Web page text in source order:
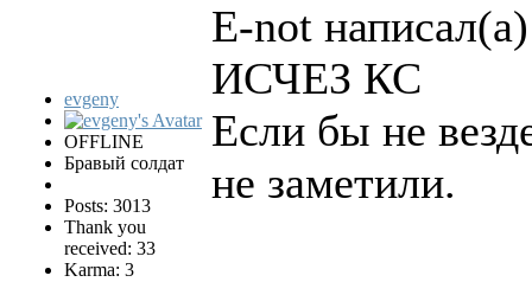
evgeny
OFFLINE
Бравый солдат
Posts: 3013
Thank you
received: 33
Karma: 3
E-not
ИСЧЕЗ КС
Если бы не
не заметили.